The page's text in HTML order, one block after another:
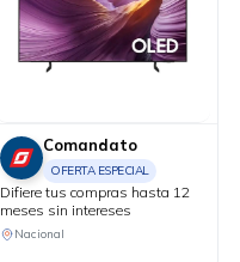
Comandato
OFERTA ESPECIAL
Difiere tus compras hasta 12
meses sin intereses
Nacional